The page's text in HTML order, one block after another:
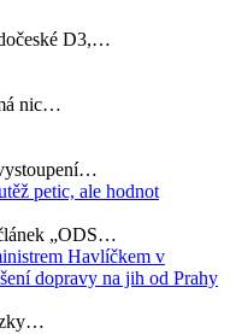
D3,…
nic…
petic, ale hodnot
„ODS…
Havlíčkem v
dopravy na jih od Prahy